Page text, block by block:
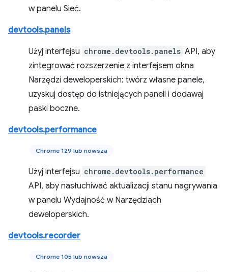
w panelu Sieć.
devtools.panels
Użyj interfejsu chrome.devtools.panels API, aby
zintegrować rozszerzenie z interfejsem okna
Narzędzi deweloperskich: twórz własne panele,
uzyskuj dostęp do istniejących paneli i dodawaj
paski boczne.
devtools.performance
Chrome 129 lub nowsza
Użyj interfejsu chrome.devtools.performance
API, aby nasłuchiwać aktualizacji stanu nagrywania
w panelu Wydajność w Narzędziach
deweloperskich.
devtools.recorder
Chrome 105 lub nowsza